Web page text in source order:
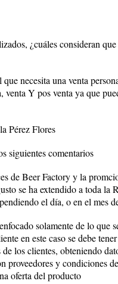
¿cuáles consideran
necesita una venta
venta Y pos venta ya que
Pérez Flores
siguientes comentarios
de Beer Factory y la
se ha extendido a toda la
el día, o en el mes
solamente de lo que
en este caso se debe
los clientes, obteniendo
proveedores y condiciones
oferta del producto